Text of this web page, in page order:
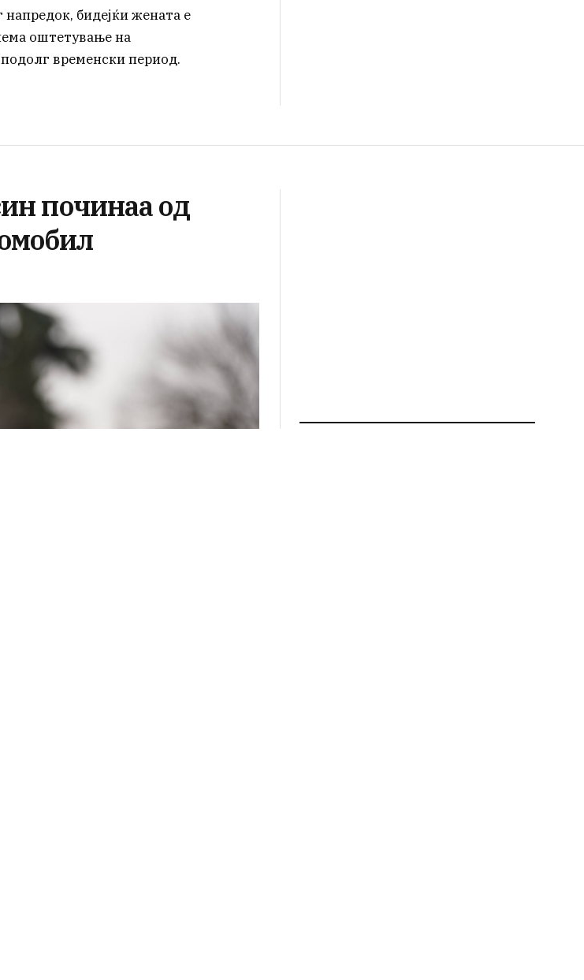
бидејќи жената е
оштетување на
временски период.
починаа од